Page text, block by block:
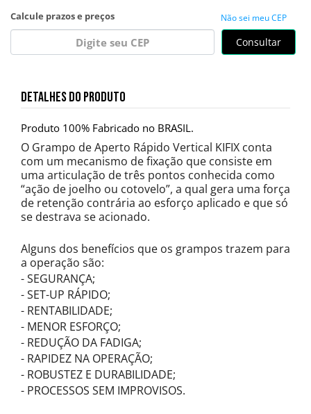
Não sei meu CEP
Consultar
DETALHES DO PRODUTO
Produto 100% Fabricado no BRASIL.
O Grampo de Aperto Rápido Vertical KIFIX conta
com um mecanismo de fixação que consiste em
uma articulação de três pontos conhecida como
“ação de joelho ou cotovelo”, a qual gera uma força
de retenção contrária ao esforço aplicado e que só
se destrava se acionado.
Alguns dos benefícios que os grampos trazem para
a operação são:
- SEGURANÇA;
- SET-UP RÁPIDO;
- RENTABILIDADE;
- MENOR ESFORÇO;
- REDUÇÃO DA FADIGA;
- RAPIDEZ NA OPERAÇÃO;
- ROBUSTEZ E DURABILIDADE;
- PROCESSOS SEM IMPROVISOS.